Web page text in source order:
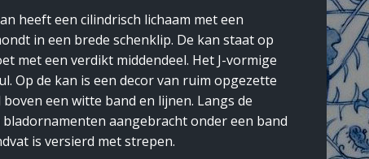
heeft een cilindrisch lichaam met een
in een brede schenklip. De kan staat op
met een verdikt middendeel. Het J-vormige
Op de kan is een decor van ruim opgezette
een witte band en lijnen. Langs de
aangebracht onder een band
is versierd met strepen.